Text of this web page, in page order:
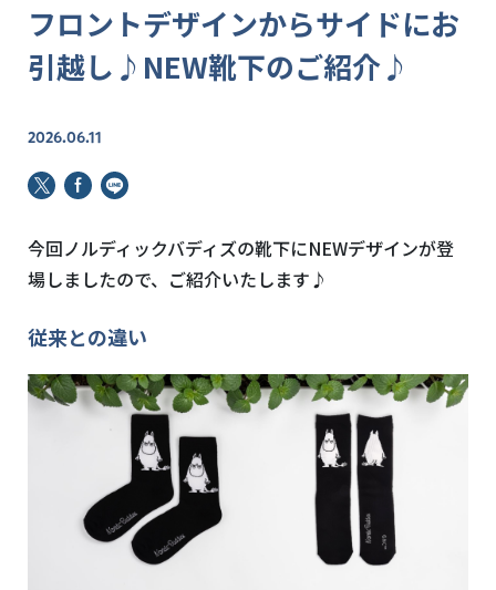
フロントデザインからサイドにお
引越し♪NEW靴下のご紹介♪
2026.06.11
今回ノルディックバディズの靴下にNEWデザインが登
場しましたので、ご紹介いたします♪
従来との違い